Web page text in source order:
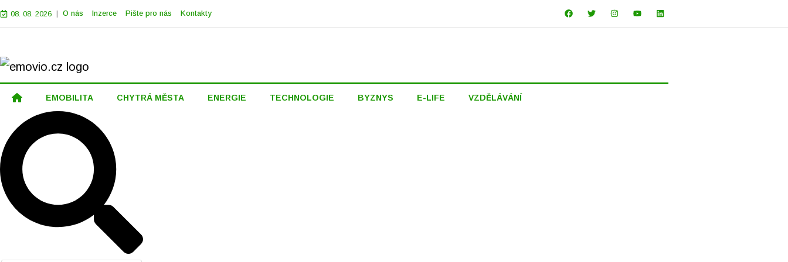
08. 08. 2026 | O nás Inzerce Pište pro nás Kontakty
EMOBILITA CHYTRÁ MĚSTA ENERGIE TECHNOLOGIE BYZNYS E-LIFE VZDĚLÁVÁNÍ